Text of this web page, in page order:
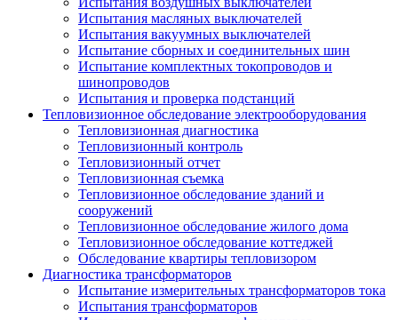
Испытания масляных выключателей
Испытания вакуумных выключателей
Испытание сборных и соединительных шин
Испытание комплектных токопроводов и
шинопроводов
Испытания и проверка подстанций
Тепловизионное обследование электрооборудования
Тепловизионная диагностика
Тепловизионный контроль
Тепловизионный отчет
Тепловизионная съемка
Тепловизионное обследование зданий и
сооружений
Тепловизионное обследование жилого дома
Тепловизионное обследование коттеджей
Обследование квартиры тепловизором
Диагностика трансформаторов
Испытание измерительных трансформаторов тока
Испытания трансформаторов